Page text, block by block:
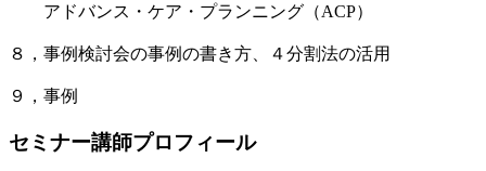
アドバンス・ケア・プランニング（ACP）
８，事例検討会の事例の書き方、４分割法の活用
９，事例
セミナー講師プロフィール